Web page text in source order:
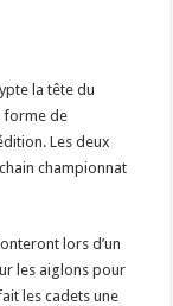
la tête du
forme de
Les deux
championnat
lors d’un
les aiglons pour
les cadets une